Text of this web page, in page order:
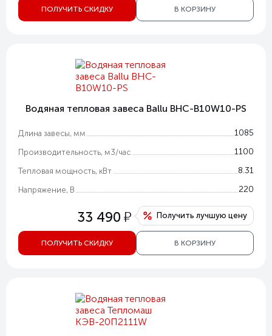
ПОЛУЧИТЬ СКИДКУ В КОРЗИНУ
Водяная тепловая завеса Ballu BHC-B10W10-PS
Длина завесы, мм 1085
Производительность, м3/час 1100
Тепловая мощность, кВт 8.31
Напряжение, В 220
33 490 у Получить лучшую цену
ПОЛУЧИТЬ СКИДКУ В КОРЗИНУ